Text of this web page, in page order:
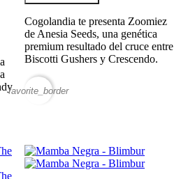
Cogolandia te presenta Zoomiez
de Anesia Seeds, una genética
premium resultado del cruce entre
Biscotti Gushers y Crescendo.
favorite_border